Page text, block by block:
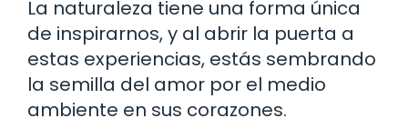
La naturaleza tiene una forma única
de inspirarnos, y al abrir la puerta a
estas experiencias, estás sembrando
la semilla del amor por el medio
ambiente en sus corazones.